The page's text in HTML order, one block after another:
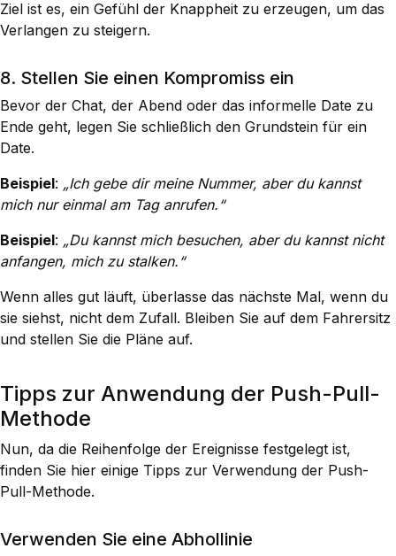
Ziel ist es, ein Gefühl der Knappheit zu erzeugen, um das
Verlangen zu steigern.
8. Stellen Sie einen Kompromiss ein
Bevor der Chat, der Abend oder das informelle Date zu
Ende geht, legen Sie schließlich den Grundstein für ein
Date.
Beispiel: „Ich gebe dir meine Nummer, aber du kannst
mich nur einmal am Tag anrufen.“
Beispiel: „Du kannst mich besuchen, aber du kannst nicht
anfangen, mich zu stalken.“
Wenn alles gut läuft, überlasse das nächste Mal, wenn du
sie siehst, nicht dem Zufall. Bleiben Sie auf dem Fahrersitz
und stellen Sie die Pläne auf.
Tipps zur Anwendung der Push-Pull-
Methode
Nun, da die Reihenfolge der Ereignisse festgelegt ist,
finden Sie hier einige Tipps zur Verwendung der Push-
Pull-Methode.
Verwenden Sie eine Abhollinie